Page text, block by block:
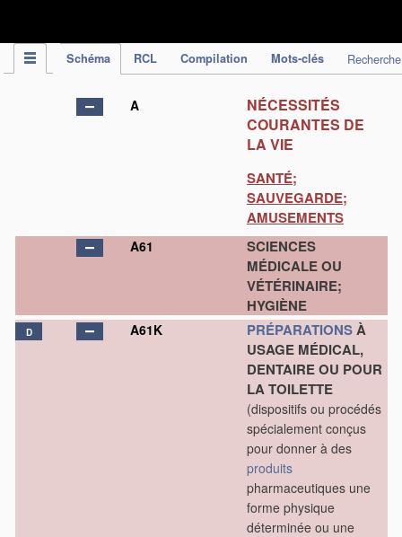
Schéma RCL Compilation Mots-clés Recherche
A
NÉCESSITÉS
COURANTES DE
LA VIE
SANTÉ;
SAUVEGARDE;
AMUSEMENTS
A61
SCIENCES
MÉDICALE OU
VÉTÉRINAIRE;
HYGIÈNE
D A61K PRÉPARATIONSÀ
USAGE MÉDICAL,
DENTAIRE OU POUR
LA TOILETTE
(dispositifs ou procédés
spécialement conçus
pour donner à des
produits
pharmaceutiques une
forme physique
déterminée ou une